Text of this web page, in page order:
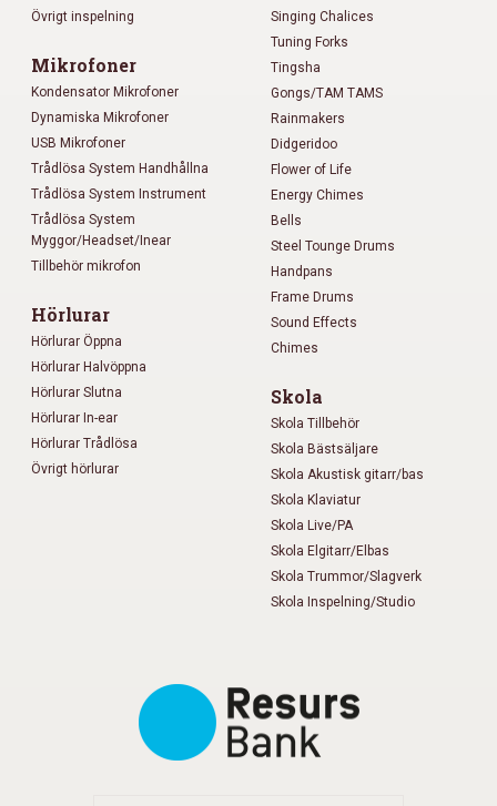
Övrigt inspelning
Mikrofoner
Kondensator Mikrofoner
Dynamiska Mikrofoner
USB Mikrofoner
Trådlösa System Handhållna
Trådlösa System Instrument
Trådlösa System
Myggor/Headset/Inear
Tillbehör mikrofon
Hörlurar
Hörlurar Öppna
Hörlurar Halvöppna
Hörlurar Slutna
Hörlurar In-ear
Hörlurar Trådlösa
Övrigt hörlurar
Singing Chalices
Tuning Forks
Tingsha
Gongs/TAM TAMS
Rainmakers
Didgeridoo
Flower of Life
Energy Chimes
Bells
Steel Tounge Drums
Handpans
Frame Drums
Sound Effects
Chimes
Skola
Skola Tillbehör
Skola Bästsäljare
Skola Akustisk gitarr/bas
Skola Klaviatur
Skola Live/PA
Skola Elgitarr/Elbas
Skola Trummor/Slagverk
Skola Inspelning/Studio